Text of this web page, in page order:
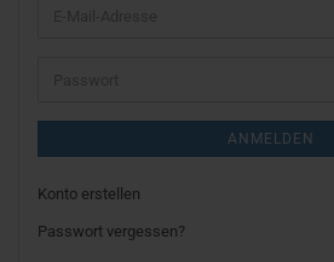
ANMELDEN
Konto erstellen
Passwort vergessen?